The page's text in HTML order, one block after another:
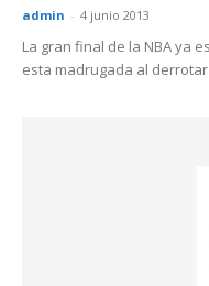
admin - 4 junio 2013
La gran final de la NBA ya
esta madrugada al derrotar